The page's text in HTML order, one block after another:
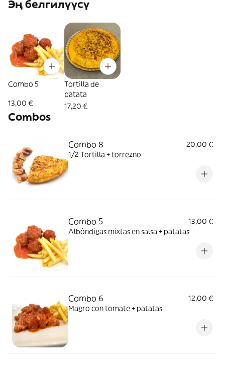
Эң белгилүүсү
Combo 5
13,00 €
Tortilla de
patata
17,20 €
Combos
Combo 8
20,00 €
1/2 Tortilla + torrezno
Combo 5
13,00 €
Albóndigas mixtas en salsa + patatas
Combo 6
12,00 €
Magro con tomate + patatas